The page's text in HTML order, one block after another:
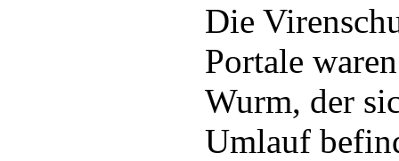
Die
Portale
Wurm, der
Umlauf